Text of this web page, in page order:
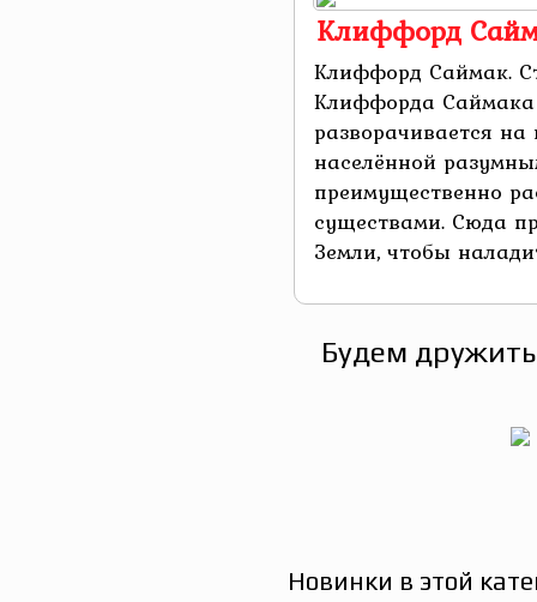
Клиффорд
Клиффорд Саймак.
Клиффорда
разворачивается
населённой
преимущественно
существами. Сюда
Земли, чтобы
Будем
Новинки в этой